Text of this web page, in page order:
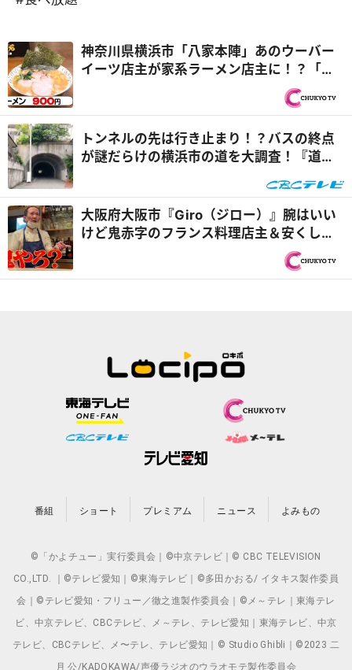
神奈川県横浜市「八家本陣」あのウーバー
イーツ店主が家系ラーメン店主に！？「た
ざわこ」との掛け持ちに密着『オモウマい
トンネルの先は行き止まり！？バスの終点
が謎だらけの横浜市の道を大調査！『道と
大阪府大阪市『Giro（ジロー）』腕はいい
けど鬼赤字のフランス料理店主＆安くしす
ぎてウーバーイーツ店主に新展開！？『ヒ
ューマングルメンタリー オモウマい店』
番組 ショート プレミアム ニュース よみもの
©「かよチュー」実行委員会｜©中京テレビ｜© CBC TELEVISION
CO.,LTD. ｜©テレビ愛知｜©東海テレビ｜©多田かおる/ イタキス製作委員
会｜©テレビ愛知・フリュー／徹之進製作委員会｜©メ～テレ｜東海テレ
ビ、中京テレビ、CBCテレビ、メ～テレ、テレビ愛知｜東海テレビ、中京
テレビ、CBCテレビ、メ〜テレ、テレビ愛知｜© Studio Ghibli｜©2023 二
月 公/KADOKAWA/声優ラジオのウラオモテ製作委員会